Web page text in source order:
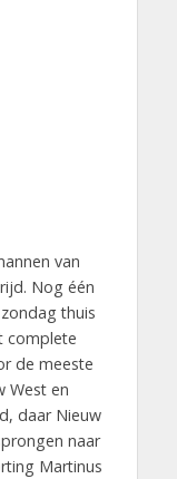
van
Nog één
thuis
complete
de meeste
West en
daar Nieuw
naar
Martinus